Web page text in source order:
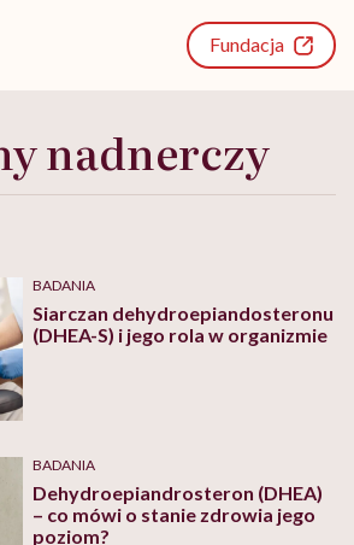
Fundacja
nadnerczy
BADANIA
Siarczan dehydroepiandosteronu
(DHEA-S) i jego rola w organizmie
BADANIA
Dehydroepiandrosteron (DHEA)
– co mówi o stanie zdrowia jego
poziom?